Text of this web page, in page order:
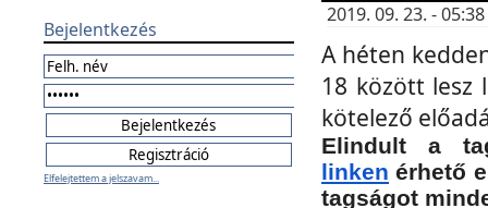
Bejelentkezés
Elfelejtettem a jelszavam...
2019. 09. 23. -
A héten
18 között lesz
kötelező
Elindult a
linken érhető
tagságot